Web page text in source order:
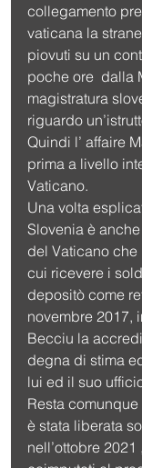
collegamento
vaticana la
piovuti su un
poche ore  dalla
magistratura
riguardo
Quindi l’ affaire
prima a livello
Vaticano.
Una volta
Slovenia è
del Vaticano
cui ricevere i
depositò come
novembre 2017,
Becciu la
degna di stima
lui ed il suo
Resta
è stata liberata
nell’ottobre